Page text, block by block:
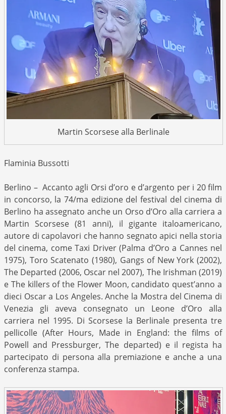
Martin Scorsese alla Berlinale
Flaminia Bussotti
Berlino – Accanto agli Orsi d’oro e d’argento per i 20 film
in concorso, la 74/ma edizione del festival del cinema di
Berlino ha assegnato anche un Orso d’Oro alla carriera a
Martin Scorsese (81 anni), il gigante italoamericano,
autore di capolavori che hanno segnato apici nella storia
del cinema, come Taxi Driver (Palma d’Oro a Cannes nel
1975), Toro Scatenato (1980), Gangs of New York (2002),
The Departed (2006, Oscar nel 2007), The Irishman (2019)
e The killers of the Flower Moon, candidato quest’anno a
dieci Oscar a Los Angeles. Anche la Mostra del Cinema di
Venezia gli aveva consegnato un Leone d’Oro alla
carriera nel 1995. Di Scorsese la Berlinale presenta tre
pellicolle (After Hours, Made in England: the films of
Powell and Pressburger, The departed) e il regista ha
partecipato di persona alla premiazione e anche a una
conferenza stampa.